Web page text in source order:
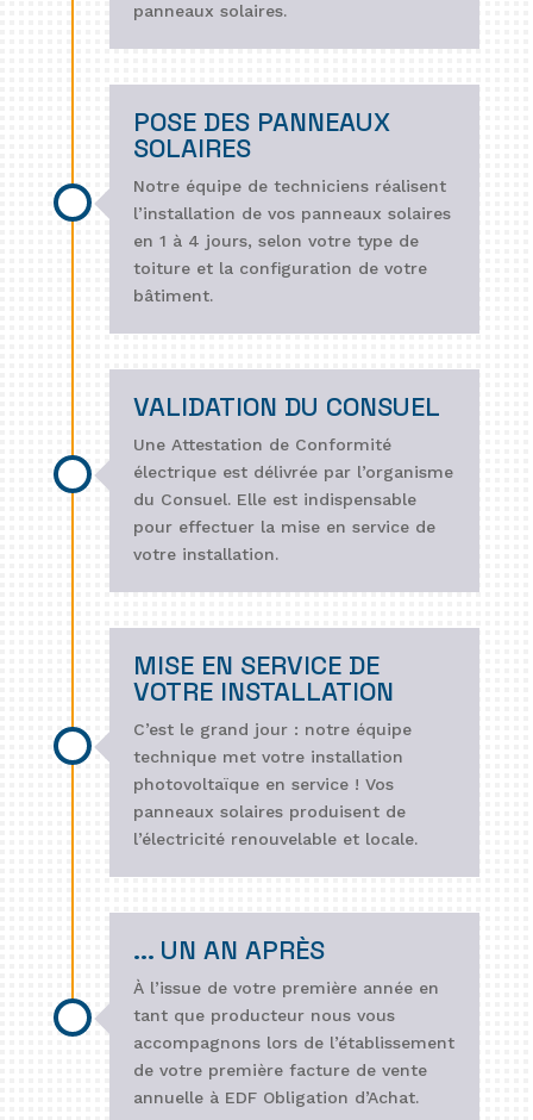
panneaux solaires.
POSE DES PANNEAUX
SOLAIRES
Notre équipe de techniciens réalisent
l’installation de vos panneaux solaires
en 1 à 4 jours, selon votre type de
toiture et la configuration de votre
bâtiment.
VALIDATION DU CONSUEL
Une Attestation de Conformité
électrique est délivrée par l’organisme
du Consuel. Elle est indispensable
pour effectuer la mise en service de
votre installation.
MISE EN SERVICE DE
VOTRE INSTALLATION
C’est le grand jour : notre équipe
technique met votre installation
photovoltaïque en service ! Vos
panneaux solaires produisent de
l’électricité renouvelable et locale.
... UN AN APRÈS
À l’issue de votre première année en
tant que producteur nous vous
accompagnons lors de l’établissement
de votre première facture de vente
annuelle à EDF Obligation d’Achat.